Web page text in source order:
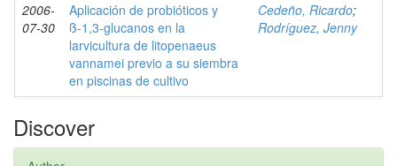
2006-
07-30
Aplicación de probióticos y
ß-1,3-glucanos en la
larvicultura de litopenaeus
vannamei previo a su siembra
en piscinas de cultivo
Cedeño, Ricardo;
Rodríguez, Jenny
Discover